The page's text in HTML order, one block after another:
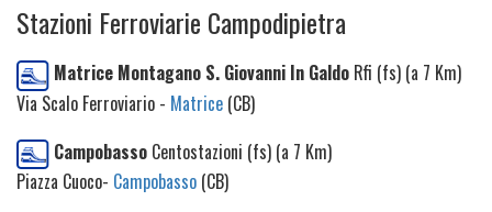
Stazioni Ferroviarie Campodipietra
Matrice Montagano S. Giovanni In Galdo Rfi (fs) (a 7 Km)
Via Scalo Ferroviario - Matrice (CB)
Campobasso Centostazioni (fs) (a 7 Km)
Piazza Cuoco- Campobasso (CB)